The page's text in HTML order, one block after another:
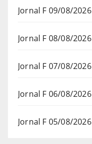
Jornal F 09/08/2026
Jornal F 08/08/2026
Jornal F 07/08/2026
Jornal F 06/08/2026
Jornal F 05/08/2026